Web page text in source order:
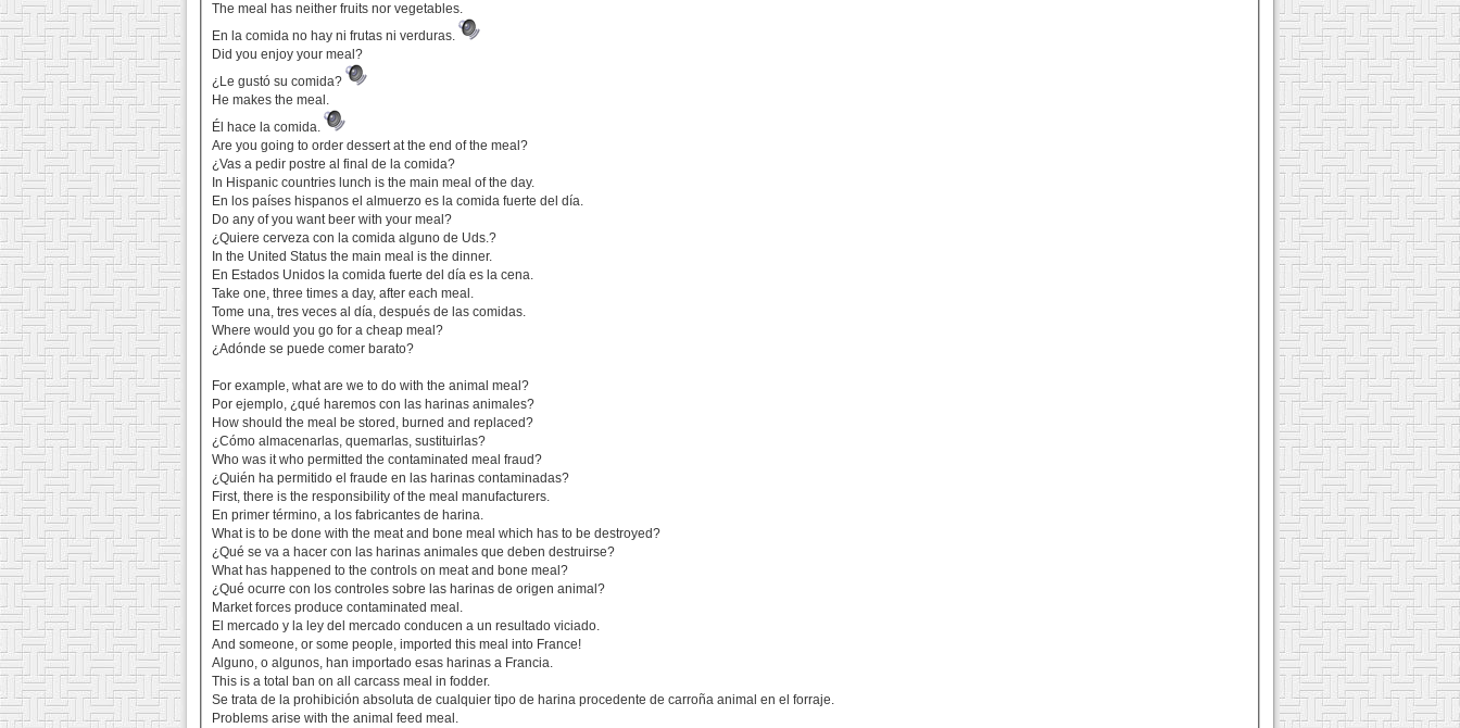
The meal has neither fruits nor vegetables.
En la comida no hay ni frutas ni verduras.
Did you enjoy your meal?
¿Le gustó su comida?
He makes the meal.
Él hace la comida.
Are you going to order dessert at the end of the meal?
¿Vas a pedir postre al final de la comida?
In Hispanic countries lunch is the main meal of the day.
En los países hispanos el almuerzo es la comida fuerte del día.
Do any of you want beer with your meal?
¿Quiere cerveza con la comida alguno de Uds.?
In the United Status the main meal is the dinner.
En Estados Unidos la comida fuerte del día es la cena.
Take one, three times a day, after each meal.
Tome una, tres veces al día, después de las comidas.
Where would you go for a cheap meal?
¿Adónde se puede comer barato?
For example, what are we to do with the animal meal?
Por ejemplo, ¿qué haremos con las harinas animales?
How should the meal be stored, burned and replaced?
¿Cómo almacenarlas, quemarlas, sustituirlas?
Who was it who permitted the contaminated meal fraud?
¿Quién ha permitido el fraude en las harinas contaminadas?
First, there is the responsibility of the meal manufacturers.
En primer término, a los fabricantes de harina.
What is to be done with the meat and bone meal which has to be destroyed?
¿Qué se va a hacer con las harinas animales que deben destruirse?
What has happened to the controls on meat and bone meal?
¿Qué ocurre con los controles sobre las harinas de origen animal?
Market forces produce contaminated meal.
El mercado y la ley del mercado conducen a un resultado viciado.
And someone, or some people, imported this meal into France!
Alguno, o algunos, han importado esas harinas a Francia.
This is a total ban on all carcass meal in fodder.
Se trata de la prohibición absoluta de cualquier tipo de harina procedente de carroña animal en el forraje.
Problems arise with the animal feed meal.